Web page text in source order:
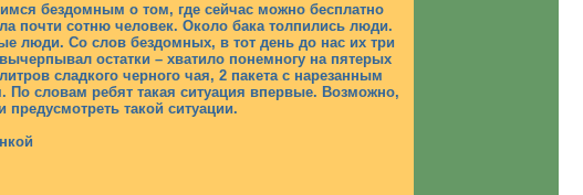
бездомным о том, где сейчас можно бесплатно
почти сотню человек. Около бака толпились люди.
люди. Со слов бездомных, в тот день до нас их три
остатки – хватило понемногу на пятерых
сладкого черного чая, 2 пакета с нарезанным
словам ребят такая ситуация впервые. Возможно,
такой ситуации.